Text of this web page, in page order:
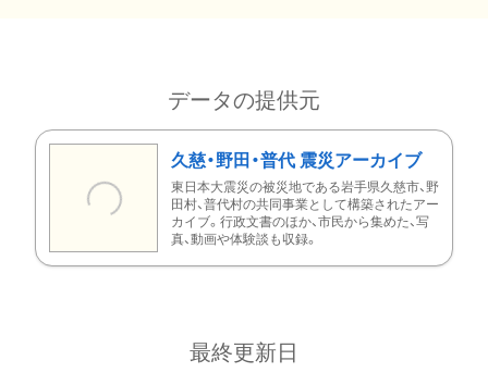
データの提供元
久慈・野田・普代 震災アーカイブ
東日本大震災の被災地である岩手県久慈市、野
田村、普代村の共同事業として構築されたアー
カイブ。行政文書のほか、市民から集めた、写
真、動画や体験談も収録。
最終更新日